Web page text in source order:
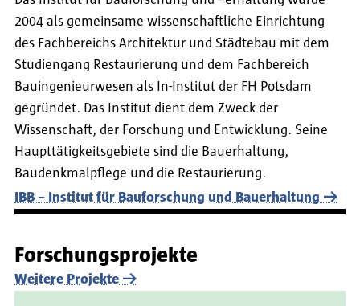
2004 als gemeinsame wissenschaftliche Einrichtung
des Fachbereichs Architektur und Städtebau mit dem
Studiengang Restaurierung und dem Fachbereich
Bauingenieurwesen als In-Institut der FH Potsdam
gegründet. Das Institut dient dem Zweck der
Wissenschaft, der Forschung und Entwicklung. Seine
Haupttätigkeitsgebiete sind die Bauerhaltung,
Baudenkmalpflege und die Restaurierung.
IBB – Institut für Bauforschung und Bauerhaltung
Forschungsprojekte
Weitere Projekte